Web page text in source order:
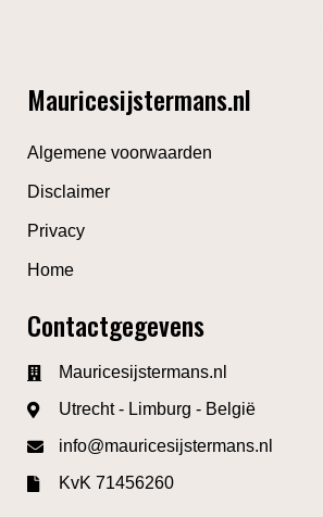
Mauricesijstermans.nl
Algemene voorwaarden
Disclaimer
Privacy
Home
Contactgegevens
Mauricesijstermans.nl
Utrecht - Limburg - België
info@mauricesijstermans.nl
KvK 71456260